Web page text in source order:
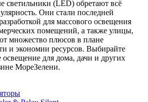
светильники (LED) обретают всё
Они стали последней
для массового освещения
помещений, а также улицы,
множество плюсов в плане
и экономии ресурсов. Выбирайте
освещение для дома, дачи и других
МореЗелени.